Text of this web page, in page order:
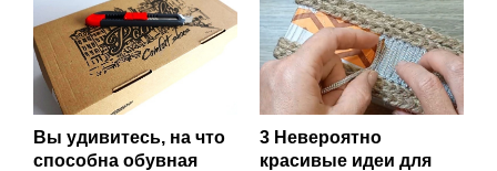
Вы удивитесь, на что
способна обувная
3 Невероятно
красивые идеи для